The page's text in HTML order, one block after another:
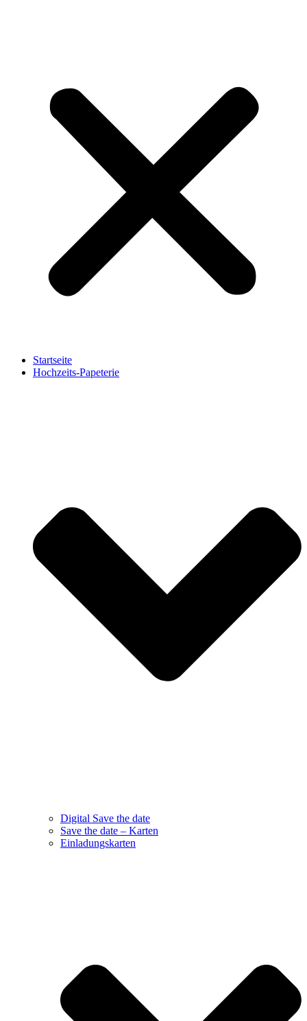
Startseite
Hochzeits-Papeterie
Digital Save the date
Save the date – Karten
Einladungskarten